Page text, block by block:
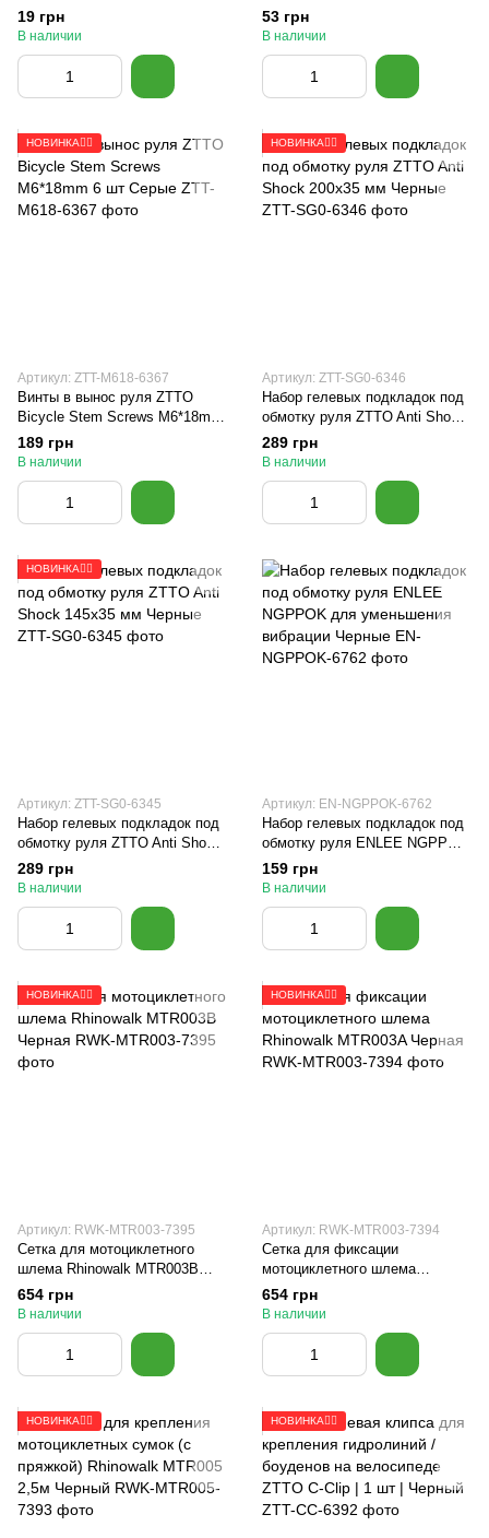
ROTATING S-HOOK
19 грн
В наличии
направляющая клипса ZTTO
Cable Guide
53 грн
В наличии
НОВИНКА🚴‍♂️
Артикул: ZTT-M618-6367
Винты в вынос руля ZTTO
Bicycle Stem Screws M6*18mm
6 шт Серые
189 грн
В наличии
НОВИНКА🚴‍♂️
Артикул: ZTT-SG0-6346
Набор гелевых подкладок под
обмотку руля ZTTO Anti Shock
200x35 мм Черные
289 грн
В наличии
НОВИНКА🚴‍♂️
Артикул: ZTT-SG0-6345
Набор гелевых подкладок под
обмотку руля ZTTO Anti Shock
145x35 мм Черные
289 грн
В наличии
Артикул: EN-NGPPOK-6762
Набор гелевых подкладок под
обмотку руля ENLEE NGPPOK
для уменьшения вибрации
Черные
159 грн
В наличии
НОВИНКА🚴‍♂️
Артикул: RWK-MTR003-7395
Сетка для мотоциклетного
шлема Rhinowalk MTR003B
Черная
654 грн
В наличии
НОВИНКА🚴‍♂️
Артикул: RWK-MTR003-7394
Сетка для фиксации
мотоциклетного шлема
Rhinowalk MTR003A Черная
654 грн
В наличии
НОВИНКА🚴‍♂️ НОВИНКА🚴‍♂️